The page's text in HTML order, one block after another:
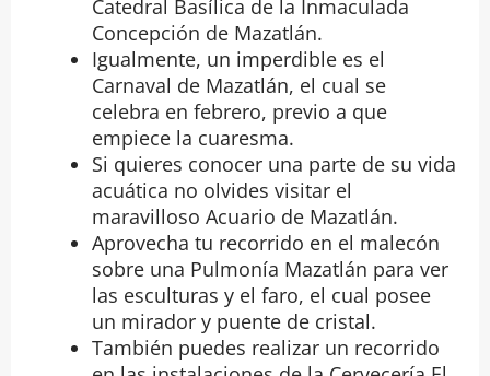
Catedral Basílica de la Inmaculada
Concepción de Mazatlán.
Igualmente, un imperdible es el
Carnaval de Mazatlán, el cual se
celebra en febrero, previo a que
empiece la cuaresma.
Si quieres conocer una parte de su vida
acuática no olvides visitar el
maravilloso Acuario de Mazatlán.
Aprovecha tu recorrido en el malecón
sobre una Pulmonía Mazatlán para ver
las esculturas y el faro, el cual posee
un mirador y puente de cristal.
También puedes realizar un recorrido